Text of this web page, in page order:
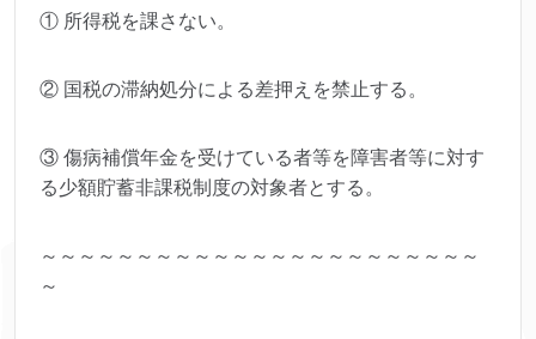
① 所得税を課さない。
② 国税の滞納処分による差押えを禁止する。
③ 傷病補償年金を受けている者等を障害者等に対す
る少額貯蓄非課税制度の対象者とする。
～～～～～～～～～～～～～～～～～～～～～～～
～